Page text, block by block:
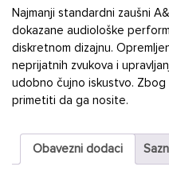
Najmanji standardni zaušni
dokazane audiološke
diskretnom dizajnu.
neprijatnih zvukova i
udobno čujno iskustvo.
primetiti da ga nosite.
Obavezni dodaci